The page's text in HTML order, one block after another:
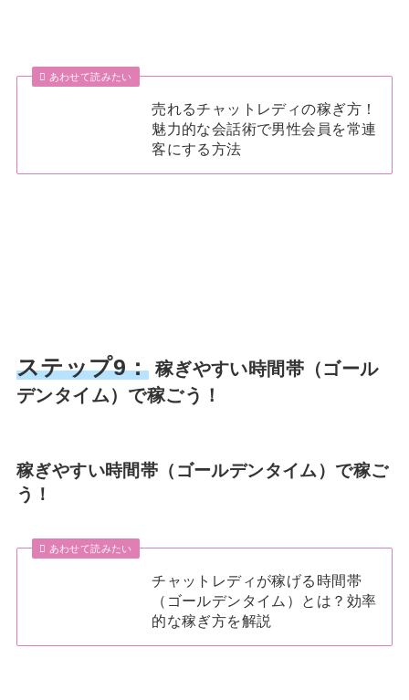
あわせて読みたい
売れるチャットレディの稼ぎ方！
魅力的な会話術で男性会員を常連
客にする方法
ステップ9： 稼ぎやすい時間帯（ゴール
デンタイム）で稼ごう！
稼ぎやすい時間帯（ゴールデンタイム）で稼ご
う！
あわせて読みたい
チャットレディが稼げる時間帯
（ゴールデンタイム）とは？効率
的な稼ぎ方を解説